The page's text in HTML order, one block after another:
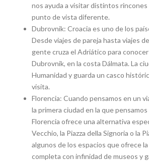
nos ayuda a visitar distintos rincones
punto de vista diferente.
Dubrovnik: Croacia es uno de los
Desde viajes de pareja hasta viajes
gente cruza el Adriático para
Dubrovnik, en la costa Dálmata. La
Humanidad y guarda un casco
visita.
Florencia: Cuando pensamos en un
la primera ciudad en la que
Florencia ofrece una alternativa
Vecchio, la Piazza della Signoria o la
algunos de los espacios que ofrece
completa con infinidad de museos y